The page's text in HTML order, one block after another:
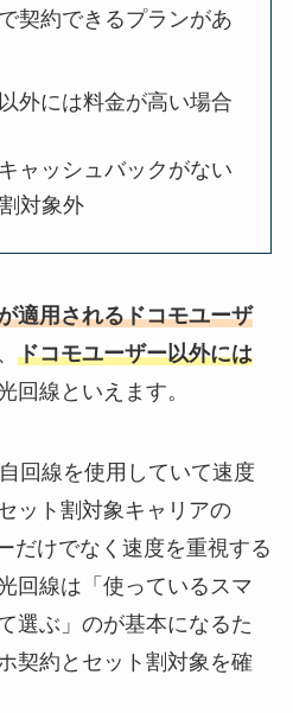
契約できるプランがあ
外には料金が高い場合
ャッシュバックがない
対象外
適用されるドコモユーザ
ドコモユーザー以外には
回線といえます。
回線を使用していて速度
ット割対象キャリアの
だけでなく速度を重視する
回線は「使っているスマ
選ぶ」のが基本になるた
契約とセット割対象を確